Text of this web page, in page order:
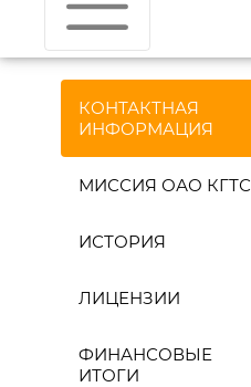
КОНТАКТНАЯ
ИНФОРМАЦИЯ
МИССИЯ ОАО КГТС
ИСТОРИЯ
ЛИЦЕНЗИИ
ФИНАНСОВЫЕ
ИТОГИ